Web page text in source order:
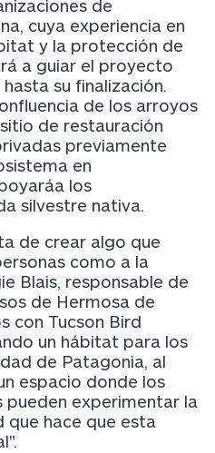
de
cuya experiencia en
y la protección de
a guiar el proyecto
su finalización.
de los arroyos
de restauración
previamente
en
los
silvestre nativa.
de crear algo que
como a la
Blais, responsable de
de Hermosa de
con Tucson Bird
un hábitat para los
de Patagonia, al
espacio donde los
pueden experimentar la
que hace que esta